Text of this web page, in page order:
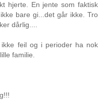
hjerte. En jente som faktisk
bare gi...det går ikke. Tro
dårlig....
feil og i perioder ha nok
familie.